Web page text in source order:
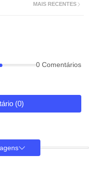
MAIS RECENTES
0 Comentários
(0)